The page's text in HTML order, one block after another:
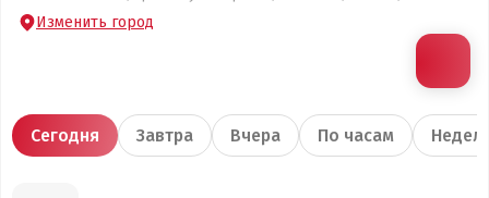
Изменить город
Сегодня Завтра Вчера По часам